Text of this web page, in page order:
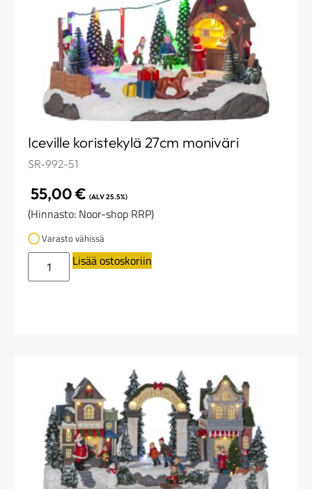
Iceville koristekylä 27cm moniväri
SR-992-51
55,00€ (ALV 25.5%)
(Hinnasto: Noor-shop RRP)
Varasto vähissä
Lisää ostoskoriin